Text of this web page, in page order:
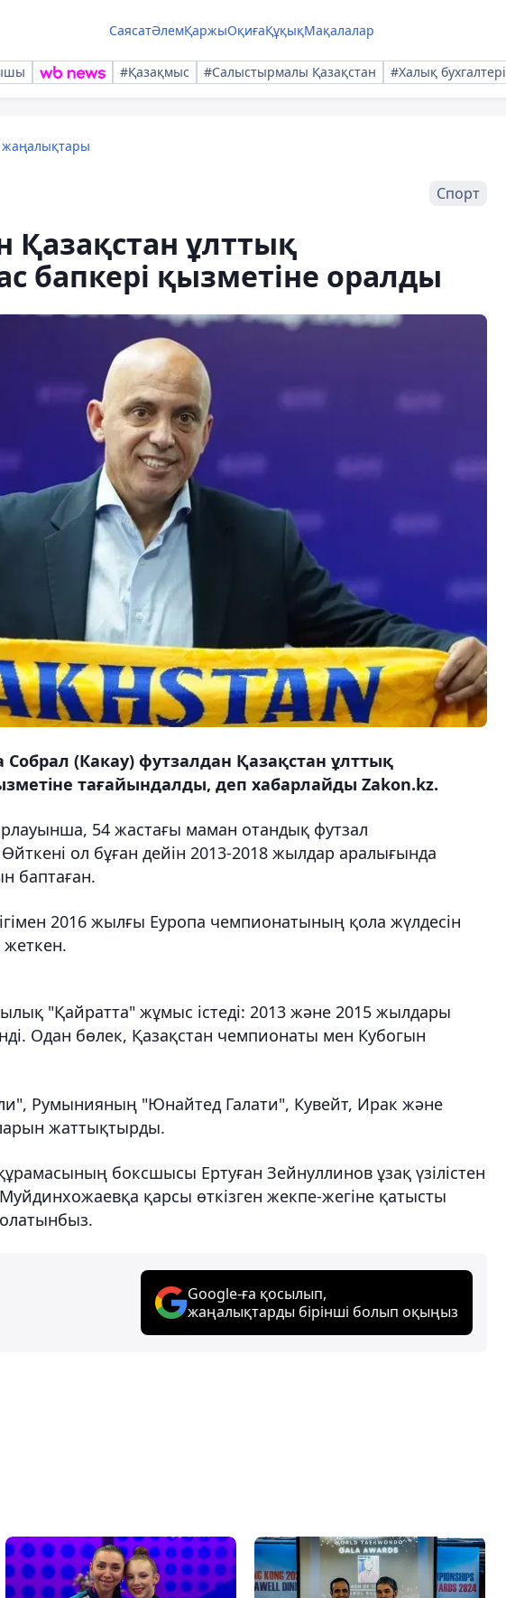
СаясатӘлемҚаржыОқиғаҚұқықМақалалар
#Қазақмыс #Салыстырмалы Қазақстан #Халық бухгалтері
жаңалықтары
Спорт
Қазақстан ұлттық
бапкері қызметіне оралды
(Какау) футзалдан Қазақстан ұлттық
тағайындалды, деп хабарлайды Zakon.kz.
54 жастағы маман отандық футзал
ол бұған дейін 2013-2018 жылдар аралығында
баптаған.
2016 жылғы Еуропа чемпионатының қола жүлдесін
жеткен.
"Қайратта" жұмыс істеді: 2013 және 2015 жылдары
Одан бөлек, Қазақстан чемпионаты мен Кубогын
Румынияның "Юнайтед Галати", Кувейт, Ирак және
жаттықтырды.
боксшысы Ертуған Зейнуллинов ұзақ үзілістен
қарсы өткізген жекпе-жегіне қатысты
Google-ға қосылып,
жаңалықтарды бірінші болып оқыңыз